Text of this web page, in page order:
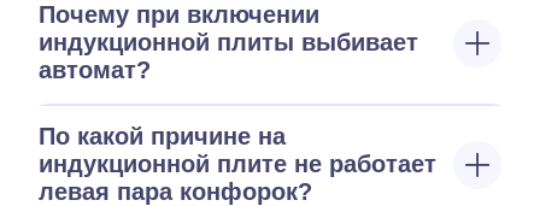
Почему при включении
индукционной плиты выбивает
автомат?
По какой причине на
индукционной плите не работает
левая пара конфорок?